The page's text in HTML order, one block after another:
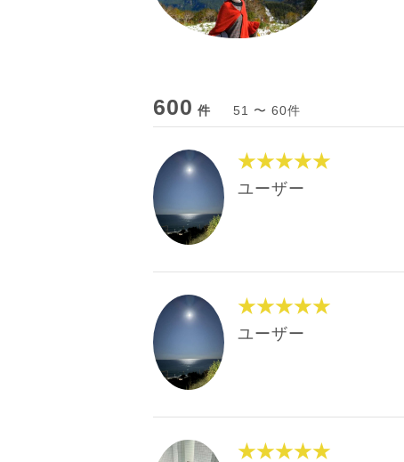
600 件 51 〜 60件
★★★★★
ユーザー
★★★★★
ユーザー
★★★★★